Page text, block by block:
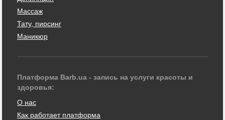
Массаж
Тату, пирсинг
Маникюр
Платформа Barb.ua - запись на услуги красоты и
здоровья:
О нас
Как работает платформа